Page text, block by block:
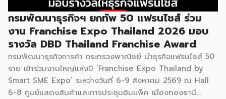
ธุรกิจไทยในทุกเส้นทาง FacebookFacebookXXLINELine
กรมพัฒนาธุรกิจฯ ยกทัพ 50 แฟรนไชส์ ร่วม
งาน Franchise Expo Thailand 2026 มอบ
รางวัล DBD Thailand Franchise Award
กรมพัฒนาธุรกิจการค้า กระทรวงพาณิชย์ นำธุรกิจแฟรนไชส์ 50
ราย เข้าร่วมงานใหญ่แห่งปี ‘Franchise Expo Thailand by
Smart SME Expo’ ระหว่างวันที่ 6-9 สิงหาคม 2569 ณ Hall
6-8 ศูนย์แสดงสินค้าและการประชุมอิมแพ็ค เมืองทองธานี